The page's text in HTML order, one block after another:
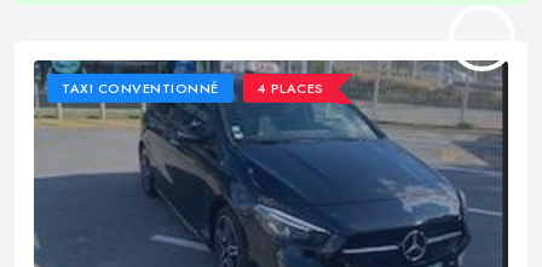
TAXI CONVENTIONNÉ 4 PLACES